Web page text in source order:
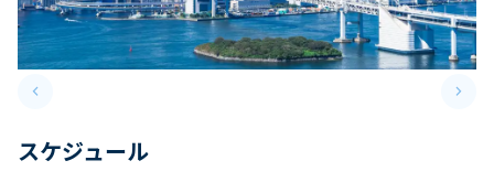
keyboard_arrow_leftPrevious slide keyboard_arrow_right
スケジュール